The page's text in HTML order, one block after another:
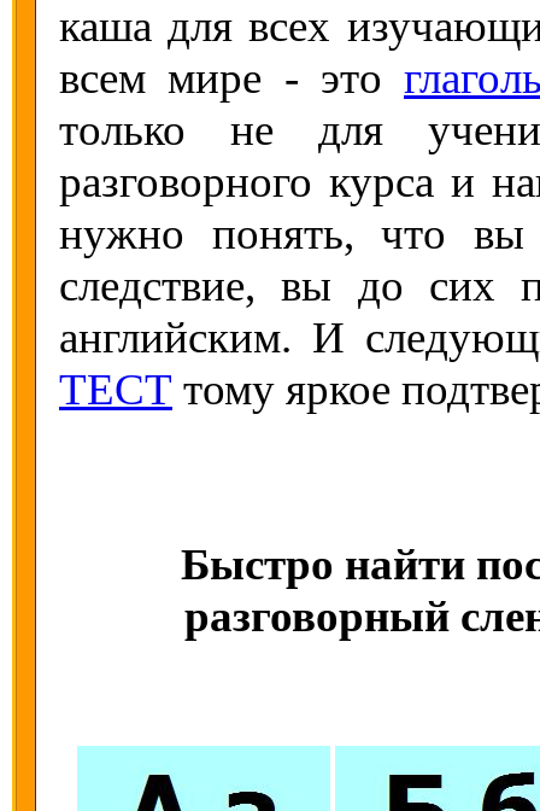
каша для всех
всем мире - это
только не для
разговорного курса и
нужно понять, что
следствие, вы до сих
английским. И
ТЕСТ тому яркое
Быстро найти
разговорный